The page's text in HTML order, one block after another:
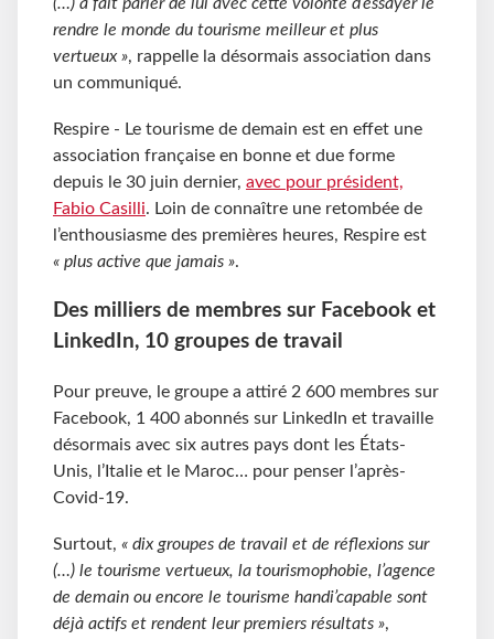
(…) a fait parler de lui avec cette volonté d’essayer le
rendre le monde du tourisme meilleur et plus
vertueux », rappelle la désormais association dans
un communiqué.
Respire - Le tourisme de demain est en effet une
association française en bonne et due forme
depuis le 30 juin dernier, avec pour président,
Fabio Casilli. Loin de connaître une retombée de
l’enthousiasme des premières heures, Respire est
« plus active que jamais ».
Des milliers de membres sur Facebook et
LinkedIn, 10 groupes de travail
Pour preuve, le groupe a attiré 2 600 membres sur
Facebook, 1 400 abonnés sur LinkedIn et travaille
désormais avec six autres pays dont les États-
Unis, l’Italie et le Maroc… pour penser l’après-
Covid-19.
Surtout, « dix groupes de travail et de réflexions sur
(…) le tourisme vertueux, la tourismophobie, l’agence
de demain ou encore le tourisme handi’capable sont
déjà actifs et rendent leur premiers résultats »,